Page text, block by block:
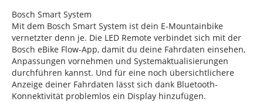
Bosch Smart System
Mit dem Bosch Smart System ist dein E-Mountainbike
vernetzter denn je. Die LED Remote verbindet sich mit der
Bosch eBike Flow-App, damit du deine Fahrdaten einsehen,
Anpassungen vornehmen und Systemaktualisierungen
durchführen kannst. Und für eine noch übersichtlichere
Anzeige deiner Fahrdaten lässt sich dank Bluetooth-
Konnektivität problemlos ein Display hinzufügen.